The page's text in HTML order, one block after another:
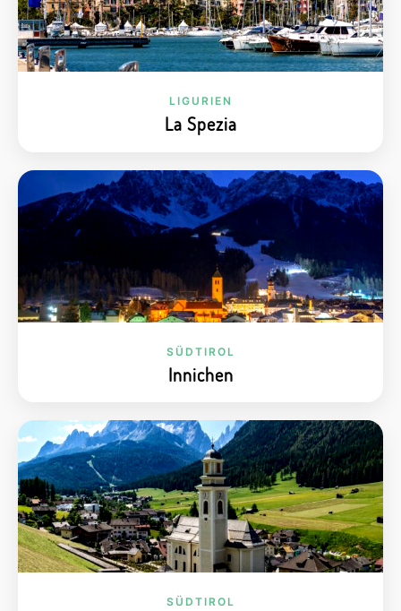
LIGURIEN
La Spezia
SÜDTIROL
Innichen
SÜDTIROL